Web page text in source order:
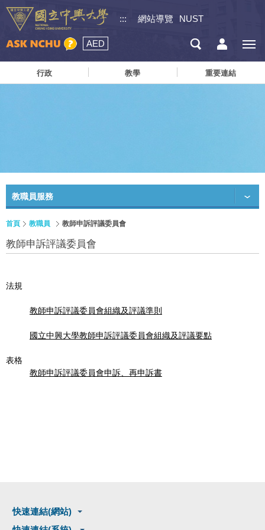
::: 網站導覽 NUST
AED
行政 教學 重要連結
教職員服務
首頁 教職員 教師申訴評議委員會
教師申訴評議委員會
法規
教師申訴評議委員會組織及評議準則
國立中興大學教師申訴評議委員會組織及評議要點
表格
教師申訴評議委員會申訴、再申訴書
快速連結(網站)